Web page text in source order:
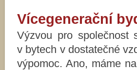
Vícegenerační
Výzvou pro společnost
v bytech v dostatečné
výpomoc. Ano, máme